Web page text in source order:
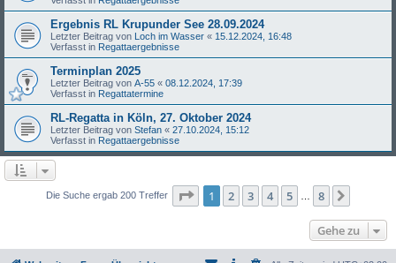
Ergebnis RL Krupunder See 28.09.2024
Letzter Beitrag von Loch im Wasser « 15.12.2024, 16:48
Verfasst in Regattaergebnisse
Terminplan 2025
Letzter Beitrag von A-55 « 08.12.2024, 17:39
Verfasst in Regattatermine
RL-Regatta in Köln, 27. Oktober 2024
Letzter Beitrag von Stefan « 27.10.2024, 15:12
Verfasst in Regattaergebnisse
Die Suche ergab 200 Treffer Seite 1von
1 2 3 4 5 8
Gehe zu